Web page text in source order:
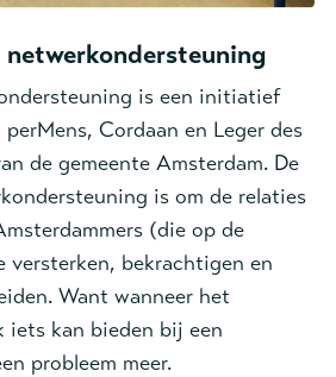
is een initiatief
Cordaan en Leger des
de gemeente Amsterdam. De
is om de relaties
(die op de
bekrachtigen en
Want wanneer het
iets kan bieden bij een
probleem meer.